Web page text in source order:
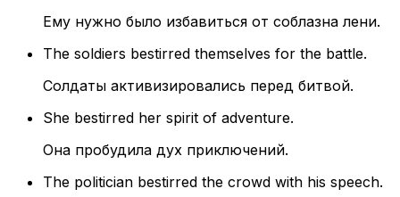
Ему нужно было избавиться от соблазна лени.
The soldiers bestirred themselves for the battle.
Солдаты активизировались перед битвой.
She bestirred her spirit of adventure.
Она пробудила дух приключений.
The politician bestirred the crowd with his speech.